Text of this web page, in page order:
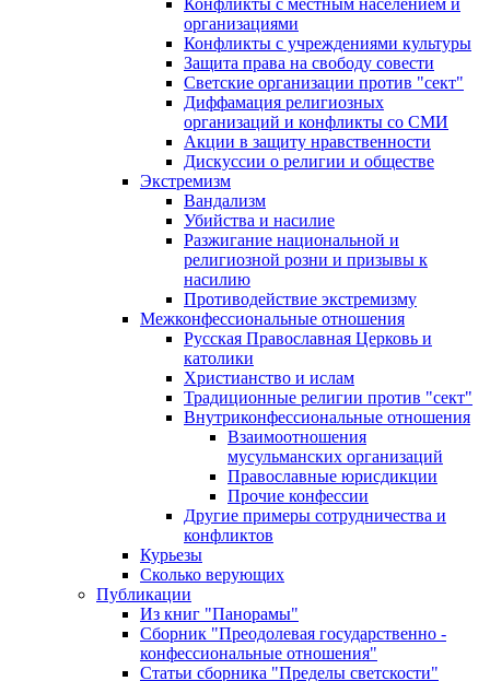
Конфликты с местным населением и
организациями
Конфликты с учреждениями культуры
Защита права на свободу совести
Светские организации против "сект"
Диффамация религиозных
организаций и конфликты со СМИ
Акции в защиту нравственности
Дискуссии о религии и обществе
Экстремизм
Вандализм
Убийства и насилие
Разжигание национальной и
религиозной розни и призывы к
насилию
Противодействие экстремизму
Межконфессиональные отношения
Русская Православная Церковь и
католики
Христианство и ислам
Традиционные религии против "сект"
Внутриконфессиональные отношения
Взаимоотношения
мусульманских организаций
Православные юрисдикции
Прочие конфессии
Другие примеры сотрудничества и
конфликтов
Курьезы
Сколько верующих
Публикации
Из книг "Панорамы"
Сборник "Преодолевая государственно -
конфессиональные отношения"
Статьи сборника "Пределы светскости"